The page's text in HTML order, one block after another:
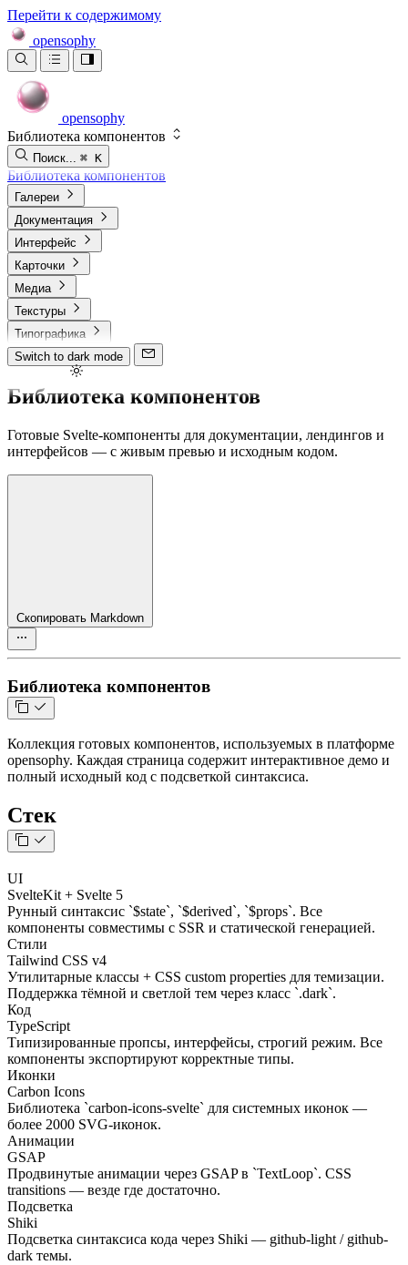
Перейти к содержимому
opensophy
opensophy
Библиотека компонентов
Поиск... ⌘ K
Библиотека компонентов
Галереи
Документация
Интерфейс
Карточки
Медиа
Текстуры
Типографика
Switch to dark mode
Библиотека компонентов
Готовые Svelte-компоненты для документации, лендингов и
интерфейсов — с живым превью и исходным кодом.
Скопировать Markdown
Библиотека компонентов
Коллекция готовых компонентов, используемых в платформе
opensophy. Каждая страница содержит интерактивное демо и
полный исходный код с подсветкой синтаксиса.
Стек
UI
SvelteKit + Svelte 5
Рунный синтаксис `$state`, `$derived`, `$props`. Все
компоненты совместимы с SSR и статической генерацией.
Стили
Tailwind CSS v4
Утилитарные классы + CSS custom properties для темизации.
Поддержка тёмной и светлой тем через класс `.dark`.
Код
TypeScript
Типизированные пропсы, интерфейсы, строгий режим. Все
компоненты экспортируют корректные типы.
Иконки
Carbon Icons
Библиотека `carbon-icons-svelte` для системных иконок —
более 2000 SVG-иконок.
Анимации
GSAP
Продвинутые анимации через GSAP в `TextLoop`. CSS
transitions — везде где достаточно.
Подсветка
Shiki
Подсветка синтаксиса кода через Shiki — github-light / github-
dark темы.